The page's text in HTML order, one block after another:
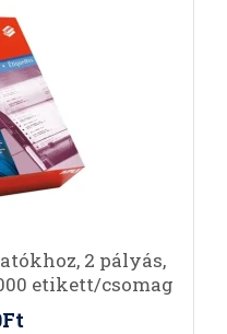
2 pályás,
etikett/csomag